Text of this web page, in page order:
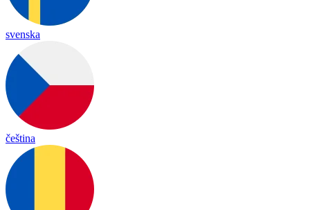
svenska
čeština